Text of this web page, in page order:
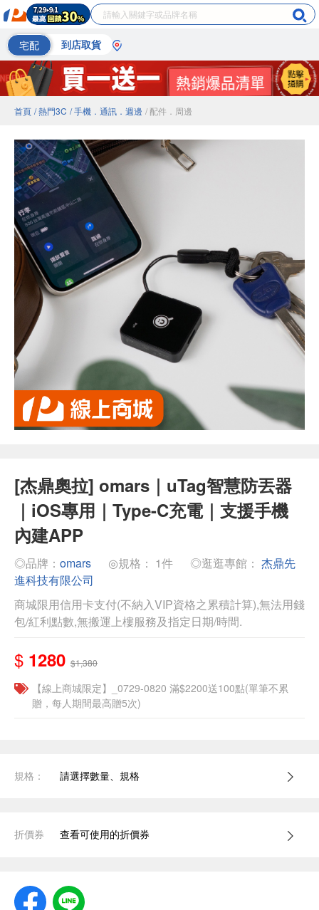
宅配 到店取貨
首頁 / 熱門3C / 手機．通訊．週邊 / 配件．周邊
[杰鼎奧拉] omars｜uTag智慧防丟器
｜iOS專用｜Type-C充電｜支援手機
內建APP
◎品牌： omars ◎規格： 1件 ◎逛逛專館： 杰鼎先
進科技有限公司
商城限用信用卡支付(不納入VIP資格之累積計算),無法用錢
包/紅利點數,無搬運上樓服務及指定日期/時間.
$ 1280 $1,380
【線上商城限定】_0729-0820 滿$2200送100點(單筆不累
贈，每人期間最高贈5次)
規格： 請選擇數量、規格
折價券 查看可使用的折價券